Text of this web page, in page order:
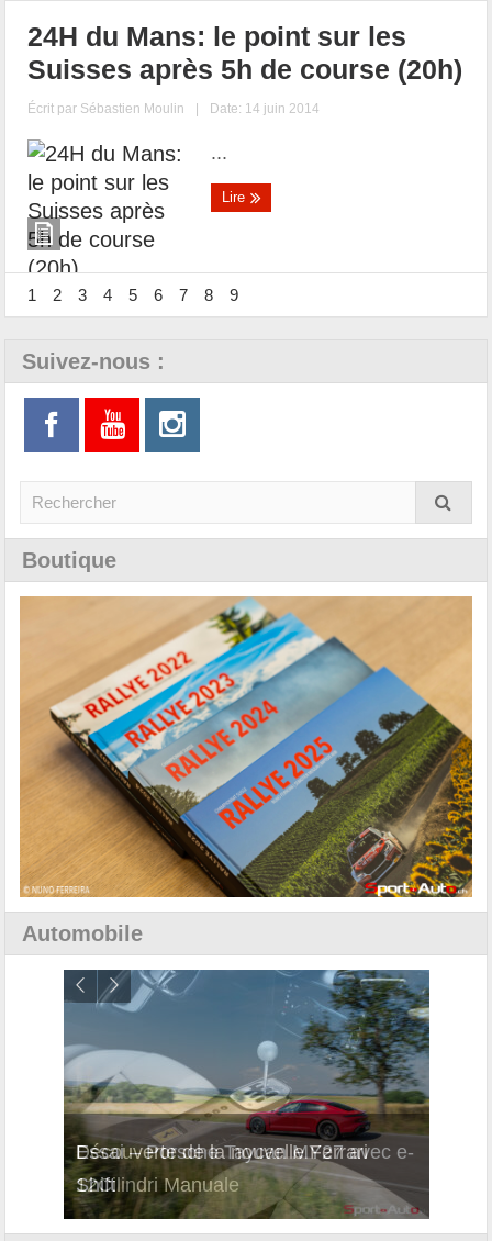
24H du Mans: le point sur les
Suisses après 5h de course (20h)
Écrit par Sébastien Moulin | Date: 14 juin 2014
...
Lire
1 2 3 4 5 6 7 8 9
Suivez-nous :
Boutique
Automobile
Essai – Porsche Taycan MY27 avec e-
Shift